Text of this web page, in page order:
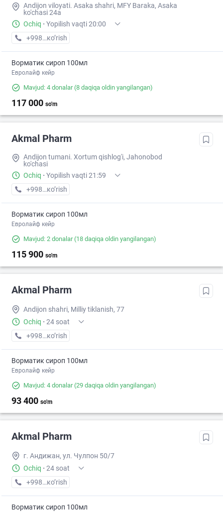
Andijon viloyati. Asaka shahri, MFY Baraka, Asaka
ko'chasi 24a
Ochiq · Yopilish vaqti 20:00
+998 (88) XXX-XX-XX
кo’rish
Ворматик сироп 100мл
Евролайф кейр
Mavjud: 4 donalar(8 daqiqa oldin yangilangan)
117 000 so'm
Akmal Pharm
Andijon tumani. Xortum qishlog'i, Jahonobod
ko'chasi
Ochiq · Yopilish vaqti 21:59
+998 (91) XXX-XX-XX
кo’rish
Ворматик сироп 100мл
Евролайф кейр
Mavjud: 2 donalar(18 daqiqa oldin yangilangan)
115 900 so'm
Akmal Pharm
Andijon shahri, Milliy tiklanish, 77
Ochiq · 24 soat
+998 (91) XXX-XX-XX
кo’rish
Ворматик сироп 100мл
Евролайф кейр
Mavjud: 4 donalar(29 daqiqa oldin yangilangan)
93 400 so'm
Akmal Pharm
г. Андижан, ул. Чулпон 50/7
Ochiq · 24 soat
+998 (91) XXX-XX-XX
кo’rish
Ворматик сироп 100мл